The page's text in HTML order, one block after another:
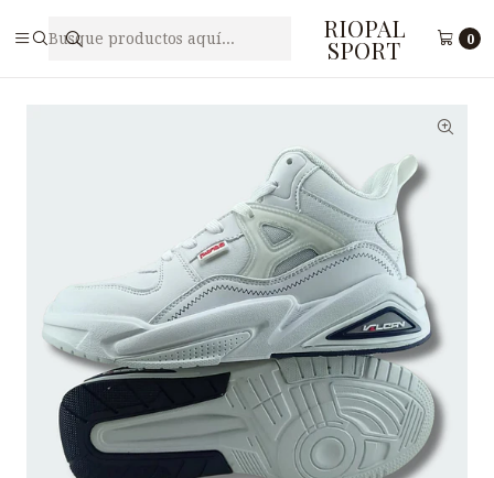
RIOPAL
SPORT 0
Zapatilla Deportiva para Hombre PUNTO V M5-23